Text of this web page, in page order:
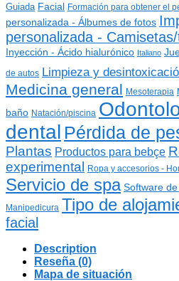
Guiada Facial Formación para obtener el
personalizada - Álbumes de fotos
personalizada -
Inyección - Ácido hialurónico Italiano
de autos Limpieza y
Medicina general Mesoterapia
baño Natación/piscina
dental Pérdida de
Plantas Productos para bebçe
experimental
Ropa y accesorios -
Servicio de spa Software
Manipedicura Tipo de
facial
Description
Reseña (0)
Mapa de situación